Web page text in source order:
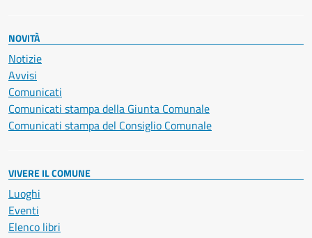
NOVITÀ
Notizie
Avvisi
Comunicati
Comunicati stampa della Giunta Comunale
Comunicati stampa del Consiglio Comunale
VIVERE IL COMUNE
Luoghi
Eventi
Elenco libri